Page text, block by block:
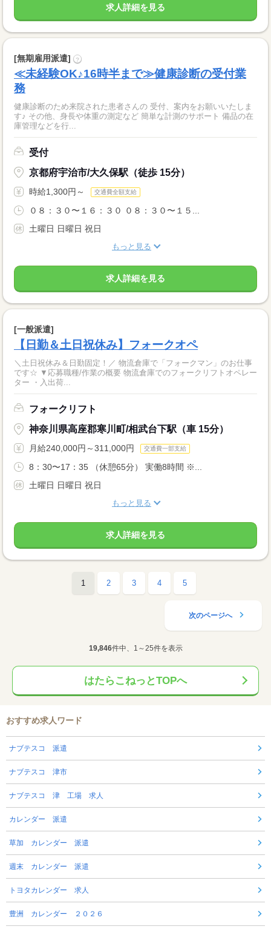
求人詳細を見る
[無期雇用派遣] ?
≪未経験OK♪16時半まで≫健康診断の受付業
務
健康診断のため来院された患者さんの 受付、案内をお願いいたしま
す♪ その他、身長や体重の測定など 簡単な計測のサポート 備品の在
庫管理などを行...
受付
京都府宇治市/大久保駅（徒歩 15分）
時給1,300円～ 交通費全額支給
０８：３０〜１６：３０ ０８：３０〜１５...
土曜日 日曜日 祝日
もっと見る
求人詳細を見る
[一般派遣]
【日勤＆土日祝休み】フォークオペ
＼土日祝休み＆日勤固定！／ 物流倉庫で「フォークマン」のお仕事
です☆ ▼応募職種/作業の概要 物流倉庫でのフォークリフトオペレー
ター ・入出荷...
フォークリフト
神奈川県高座郡寒川町/相武台下駅（車 15分）
月給240,000円～311,000円 交通費一部支給
8：30〜17：35 （休憩65分） 実働8時間 ※...
土曜日 日曜日 祝日
もっと見る
求人詳細を見る
1 2 3 4 5
次のページへ
19,846件中、1～25件を表示
はたらこねっとTOPへ
おすすめ求人ワード
ナブテスコ 派遣
ナブテスコ 津市
ナブテスコ 津 工場 求人
カレンダー 派遣
草加 カレンダー 派遣
週末 カレンダー 派遣
トヨタカレンダー 求人
豊洲 カレンダー ２０２６